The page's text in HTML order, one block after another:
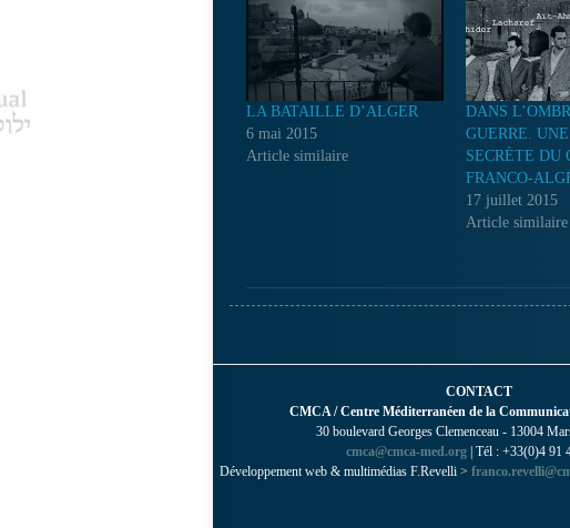
LA BATAILLE D’ALGER
6 mai 2015
Article similaire
DANS
GUERRE.
SECRÈTE DU
FRANCO-
17 juillet 2015
Article similaire
CONTACT
CMCA / Centre Méditerranéen de la
30 boulevard Georges Clemenceau - 13004
cmca@cmca-med.org | Tél : +33(0)4 91
Développement web & multimédias F.Revelli >